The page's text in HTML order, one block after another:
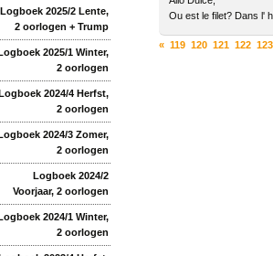
Logboek 2025/2 Lente,
2 oorlogen + Trump
2025/1 Winter,
2 oorlogen
2024/4 Herfst,
2 oorlogen
2024/3 Zomer,
2 oorlogen
Logboek 2024/2
Voorjaar, 2 oorlogen
2024/1 Winter,
2 oorlogen
Ou est le filet? Dans l'
« 119 120 121 122 123